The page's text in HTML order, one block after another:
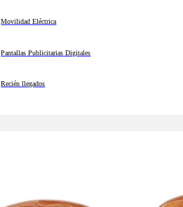
Movilidad Eléctrica
Pantallas Publicitarias Digitales
Recién llegados